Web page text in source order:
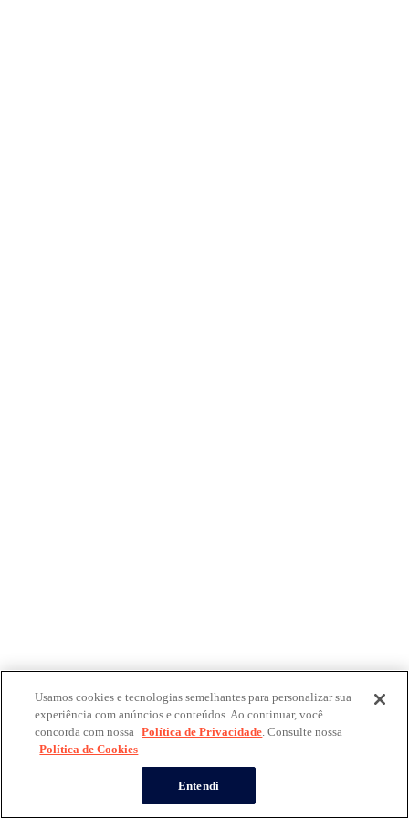
Usamos cookies e tecnologias semelhantes para personalizar sua
experiência com anúncios e conteúdos. Ao continuar, você
concorda com nossa Política de Privacidade. Consulte nossa
Política de Cookies
Entendi